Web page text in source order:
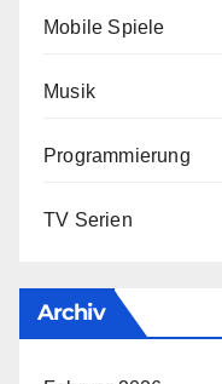
Mobile Spiele
Musik
Programmierung
TV Serien
Archiv